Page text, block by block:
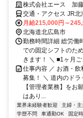
株式会社エース 加
交通・アクセス JR北
月給215,000円～
北海道北広島市
勤務時間詳細 総労働
での固定シフトのた
きます！ ＼ ■1ヶ月
仕事内容 ／ お酒・
募集！ ＼ 道内のド
【管理者業務】をお
はあり...
業界未経験者歓迎 主婦・主
学歴不問
車通勤OK 固定